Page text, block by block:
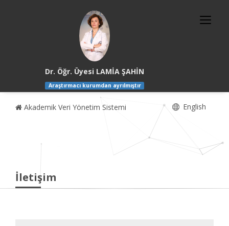
Dr. Öğr. Üyesi LAMİA ŞAHİN
Araştırmacı kurumdan ayrılmıştır
Akademik Veri Yönetim Sistemi English
İletişim